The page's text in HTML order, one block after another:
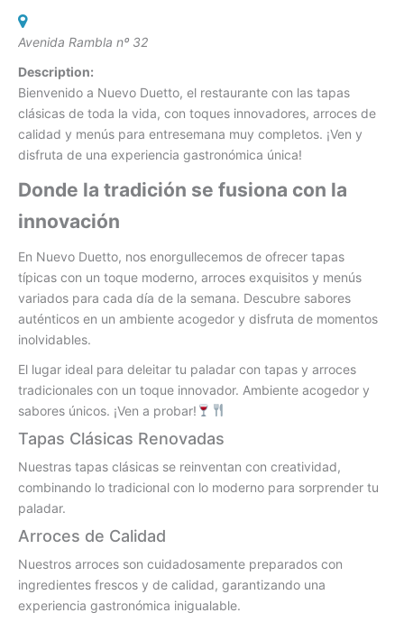
Avenida Rambla nº 32
Description:
Bienvenido a Nuevo Duetto, el restaurante con las tapas
clásicas de toda la vida, con toques innovadores, arroces de
calidad y menús para entresemana muy completos. ¡Ven y
disfruta de una experiencia gastronómica única!
Donde la tradición se fusiona con la
innovación
En Nuevo Duetto, nos enorgullecemos de ofrecer tapas
típicas con un toque moderno, arroces exquisitos y menús
variados para cada día de la semana. Descubre sabores
auténticos en un ambiente acogedor y disfruta de momentos
inolvidables.
El lugar ideal para deleitar tu paladar con tapas y arroces
tradicionales con un toque innovador. Ambiente acogedor y
sabores únicos. ¡Ven a probar!
Tapas Clásicas Renovadas
Nuestras tapas clásicas se reinventan con creatividad,
combinando lo tradicional con lo moderno para sorprender tu
paladar.
Arroces de Calidad
Nuestros arroces son cuidadosamente preparados con
ingredientes frescos y de calidad, garantizando una
experiencia gastronómica inigualable.